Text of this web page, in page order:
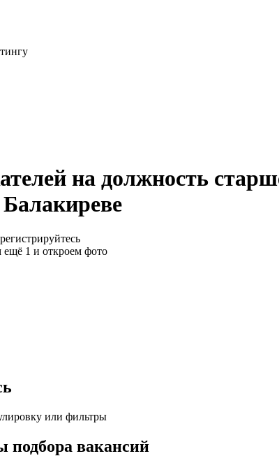
на должность
ещё 1 и откроем фото
или фильтры
вакансий